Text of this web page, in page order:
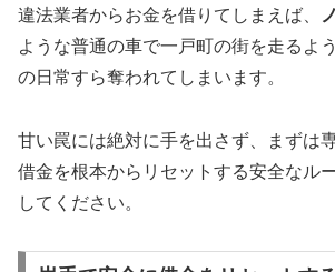
違法業者からお金を借りてしまえば、
ような普通の車で一戸町の街を走るよ
の日常すら奪われてしまいます。
甘い罠には絶対に手を出さず、まずは
借金を根本からリセットする安全なル
してください。